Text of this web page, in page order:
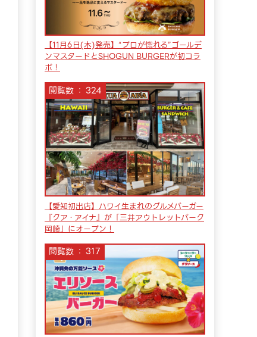
【11月6日(木)発売】“プロが惚れる”ゴールデ
ンマスタードとSHOGUN BURGERが初コラ
ボ！
閲覧数 324
【愛知初出店】ハワイ生まれのグルメバーガー
『クア・アイナ』が「三井アウトレットパーク
岡崎」にオープン！
閲覧数 317